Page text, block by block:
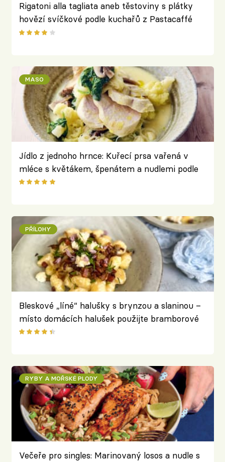
Rigatoni alla tagliata aneb těstoviny s plátky
hovězí svíčkové podle kuchařů z Pastacaffé
MASO
Jídlo z jednoho hrnce: Kuřecí prsa vařená v
mléce s květákem, špenátem a nudlemi podle
Jamieho Olivera
PŘÍLOHY
Bleskové „líné“ halušky s brynzou a slaninou –
místo domácích halušek použijte bramborové
gnocchi
RYBY A MOŘSKÉ PLODY
Večeře pro singles: Marinovaný losos a nudle s